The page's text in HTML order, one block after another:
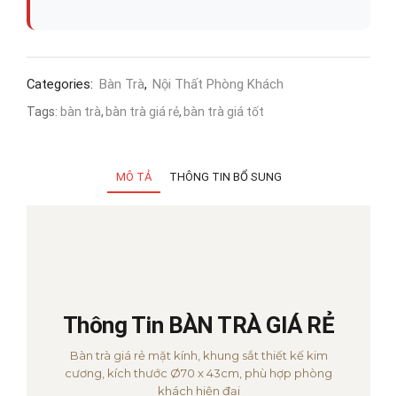
Categories: Bàn Trà, Nội Thất Phòng Khách
Tags: bàn trà, bàn trà giá rẻ, bàn trà giá tốt
MÔ TẢ THÔNG TIN BỔ SUNG
Thông Tin BÀN TRÀ GIÁ RẺ
Bàn trà giá rẻ mặt kính, khung sắt thiết kế kim
cương, kích thước Ø70 x 43cm, phù hợp phòng
khách hiện đại